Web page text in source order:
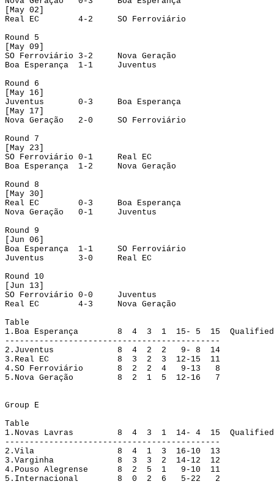
[May 02]
Real EC
4-2 SO Ferroviário
Round 5
[May 09]
SO Ferroviário
3-2
Nova Geração
Boa Esperança
1-1
Juventus
Round 6
May 16]
Juventus
0-3
Boa Esperança
May 17]
Nova Geração
2-0
SO Ferroviário
Round 7
[May 23]
SO Ferroviário 0-1
Real EC
Boa Esperança
1-2
Nova Geração
Round 8
May 30]
Real EC
0-3
Boa Esperança
Nova Geração
0-1
Juventus
Round 9
[Jun 06]
Boa Esperança
1-1
SO Ferroviário
Juventus
3-0
Real EC
Round 10
[Jun 13]
SO Ferroviário 0-0
Juventus
Real EC
4-3
Nova Geração
Table
1. Boa Esperança 8 4 3 1 15- 5 15
Qualified
--------------------------------------------
2. Juventus 8 4 2 2 9- 8
14
3. Real EC 8 3 2 3 12-15
11
4. SO Ferroviário 8 2 2 4 9-13
8
5. Nova Geração 8 2 1 5 12-16 7
Group E
Table
1. Novas Lavras 8 4 3 1 14- 4 15
Qualified
--------------------------------------------
2. Vila 8 4 1 3 16-10
13
3. Varginha 8 3 3 2 14-12
12
4. Pouso Alegrense 8 2 5 1 9-10
11
5. Internacional 8 0 2 6 5-22
2